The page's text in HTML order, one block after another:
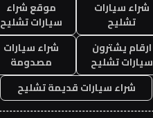
شراء سيارات
تشليح
موقع شراء
سيارات تشليح
ارقام يشترون
سيارات تشليح
شراء سيارات
مصدومة
شراء سيارات قديمة تشليح